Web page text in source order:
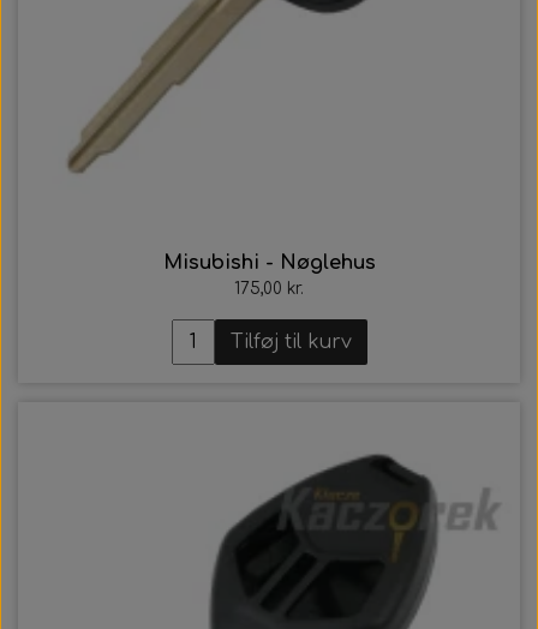
Misubishi - Nøglehus
175,00 kr.
Tilføj til kurv